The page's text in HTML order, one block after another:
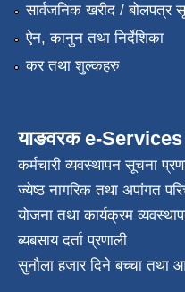
सार्वजनिक खरीद / बोलपत्र
ऐन, कानुन तथा निर्देशिका
कर तथा शुल्कहरु
याङवरक e-Services
कर्मचारी व्यवस्थापन सूचना
ज्येष्ठ नागरिक तथा अपांगत
योजना तथा कार्यक्रम
ब्यबसाय दर्ता प्रणाली
सुनौला हजार दिने बच्चा तथा